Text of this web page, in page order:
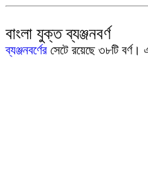
বাংলা যুক্ত ব্যঞ্জনবর্ণ
ব্যঞ্জনবর্ণেরসেটে রয়েছে ৩৮টি